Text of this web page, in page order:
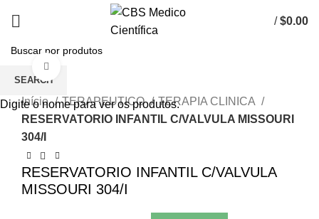
/ $0.00
Início TERAPEUTICO
TERAPIA CLINICA
RESERVATORIO INFANTIL C/VALVULA MISSOURI
304/I
RESERVATORIO INFANTIL C/VALVULA
MISSOURI 304/I
SEARCH
Digite o nome para ver os produtos.